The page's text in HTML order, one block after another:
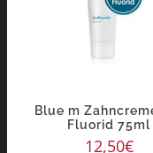
Blue m
Fluorid 75ml
12,50€